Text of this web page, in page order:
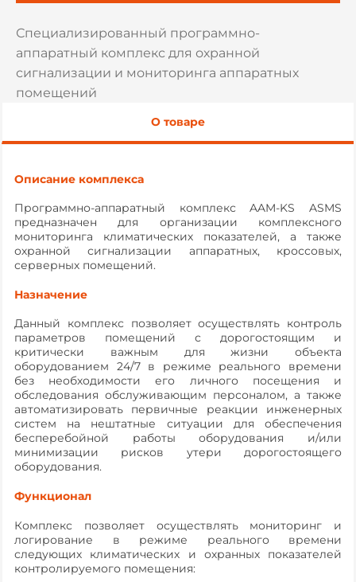
Специализированный программно-
аппаратный комплекс для охранной
сигнализации и мониторинга аппаратных
помещений
О товаре
Описание комплекса
Программно-аппаратный комплекс AAM-KS ASMS
предназначен для организации комплексного
мониторинга климатических показателей, а также
охранной сигнализации аппаратных, кроссовых,
серверных помещений.
Назначение
Данный комплекс позволяет осуществлять контроль
параметров помещений с дорогостоящим и
критически важным для жизни объекта
оборудованием 24/7 в режиме реального времени
без необходимости его личного посещения и
обследования обслуживающим персоналом, а также
автоматизировать первичные реакции инженерных
систем на нештатные ситуации для обеспечения
бесперебойной работы оборудования и/или
минимизации рисков утери дорогостоящего
оборудования.
Функционал
Комплекс позволяет осуществлять мониторинг и
логирование в режиме реального времени
следующих климатических и охранных показателей
контролируемого помещения: